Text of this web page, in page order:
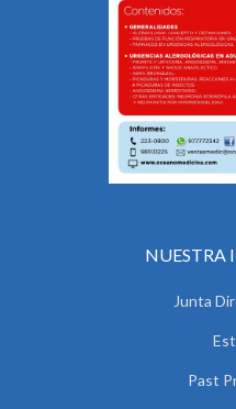
NUESTRA
Junta
Past